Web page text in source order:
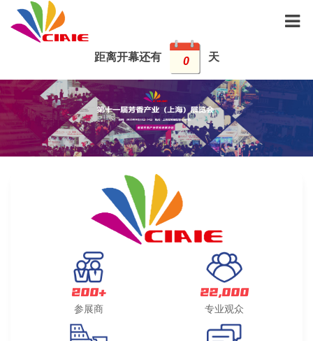
距离开幕还有 0 天
200+
参展商
22,000
专业观众